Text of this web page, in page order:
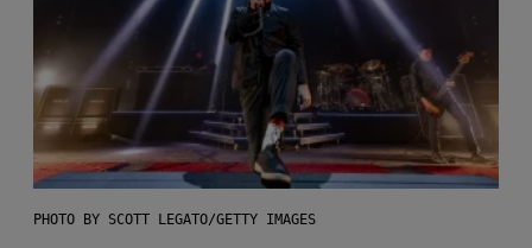
PHOTO BY SCOTT LEGATO/GETTY IMAGES